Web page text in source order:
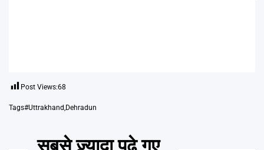
Post Views:68
Tags#Uttrakhand,Dehradun